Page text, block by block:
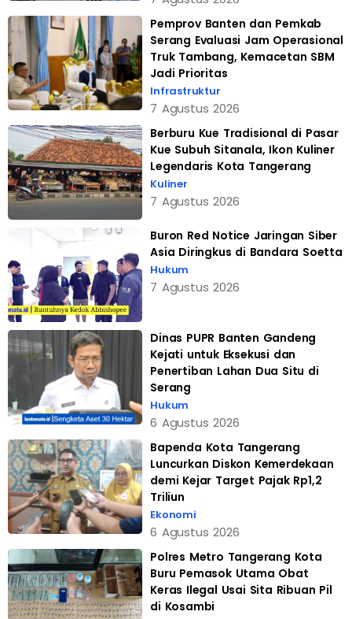
Pemprov Banten dan Pemkab
Serang Evaluasi Jam Operasional
Truk Tambang, Kemacetan SBM
Jadi Prioritas
Infrastruktur
7 Agustus 2026
Berburu Kue Tradisional di Pasar
Kue Subuh Sitanala, Ikon Kuliner
Legendaris Kota Tangerang
Kuliner
7 Agustus 2026
Buron Red Notice Jaringan Siber
Asia Diringkus di Bandara Soetta
Hukum
7 Agustus 2026
Dinas PUPR Banten Gandeng
Kejati untuk Eksekusi dan
Penertiban Lahan Dua Situ di
Serang
Hukum
6 Agustus 2026
Bapenda Kota Tangerang
Luncurkan Diskon Kemerdekaan
demi Kejar Target Pajak Rp1,2
Triliun
Ekonomi
6 Agustus 2026
Polres Metro Tangerang Kota
Buru Pemasok Utama Obat
Keras Ilegal Usai Sita Ribuan Pil
di Kosambi